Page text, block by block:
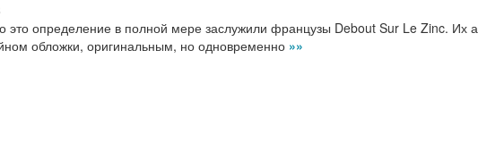
это определение в полной мере заслужили французы Debout Sur Le Zinc. Их
обложки, оригинальным, но одновременно »»